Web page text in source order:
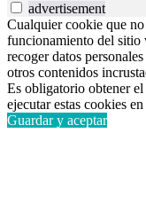
advertisement
Cualquier cookie que no
funcionamiento del sitio
recoger datos
otros contenidos
Es obligatorio obtener
ejecutar estas cookies
Guardar y aceptar